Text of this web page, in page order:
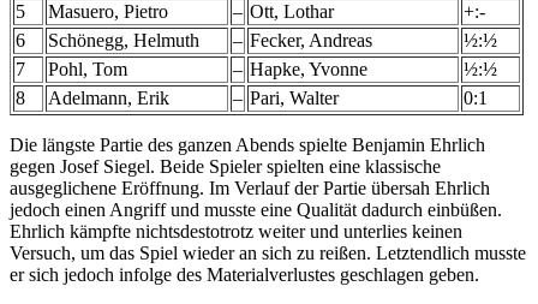
5
Masuero, Pietro – Ott, Lothar
+:-
6
Schönegg, Helmuth – Fecker, Andreas
½:½
7
Pohl, Tom – Hapke, Yvonne
½:½
8
Adelmann, Erik – Pari, Walter 0:1
Die längste Partie des ganzen Abends spielte Benjamin Ehrlich
gegen Josef Siegel. Beide Spieler spielten eine klassische
ausgeglichene Eröffnung. Im Verlauf der Partie übersah Ehrlich
jedoch einen Angriff und musste eine Qualität dadurch einbüßen.
Ehrlich kämpfte nichtsdestotrotz weiter und unterlies keinen
Versuch, um das Spiel wieder an sich zu reißen. Letztendlich musste
er sich jedoch infolge des Materialverlustes geschlagen geben.